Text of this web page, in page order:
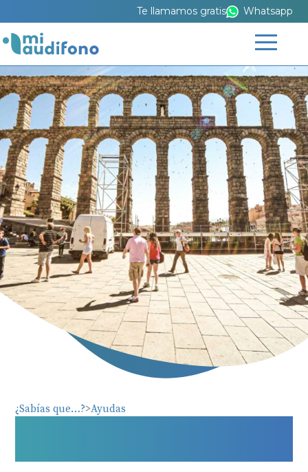
Te llamamos gratis Whatsapp
¿Sabías que…? Ayudas
Ayudas y subvenciones para